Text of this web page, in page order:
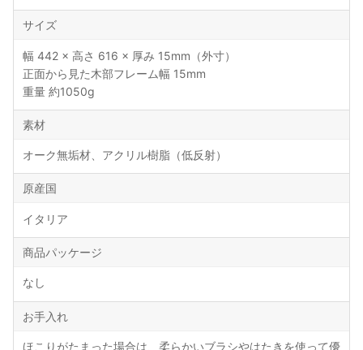
サイズ
幅 442 × 高さ 616 × 厚み 15mm（外寸）
正面から見た木部フレーム幅 15mm
重量 約1050g
素材
オーク無垢材、アクリル樹脂（低反射）
原産国
イタリア
商品パッケージ
なし
お手入れ
ほこりがたまった場合は、柔らかいブラシやはたきを使って優